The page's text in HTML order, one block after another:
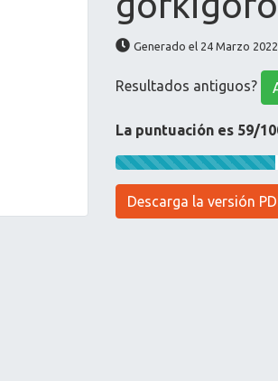
Generado el 24 Marzo
Resultados antiguos?
La puntuación es 59/
Descarga la versión